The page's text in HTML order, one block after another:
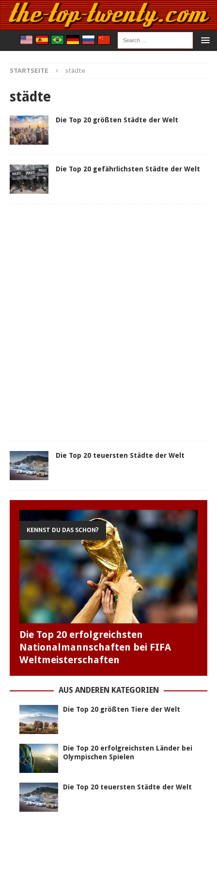
STARTSEITE städte
städte
Die Top 20 größten Städte der Welt
Die Top 20 gefährlichsten Städte der Welt
Die Top 20 teuersten Städte der Welt
KENNST DU DAS SCHON?
Die Top 20 erfolgreichsten
Nationalmannschaften bei FIFA
Weltmeisterschaften
AUS ANDEREN KATEGORIEN
Die Top 20 größten Tiere der Welt
Die Top 20 erfolgreichsten Länder bei
Olympischen Spielen
Die Top 20 teuersten Städte der Welt